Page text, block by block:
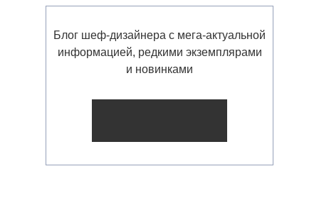
Блог шеф-дизайнера с мега-актуальной
информацией, редкими экземплярами
и новинками